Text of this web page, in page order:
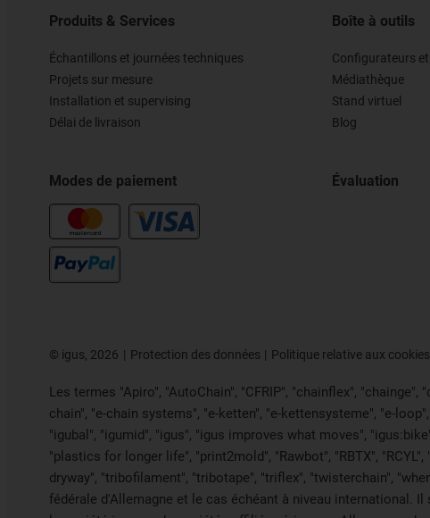
Produits & Services
Échantillons et journées techniques
Projets sur mesure
Installation et supervising
Délai de livraison
Modes de paiement
Boîte à outils
Configurateurs
Médiathèque
Stand virtuel
Blog
Évaluation
© igus, 2026 Protection des données Politique relative aux cookies
Les termes "Apiro", "AutoChain", "CFRIP", "chainflex",
chain", "e-chain systems", "e-ketten", "e-kettensysteme", "e-
"igubal", "igumid", "igus", "igus improves what moves",
"plastics for longer life", "print2mold", "Rawbot", "RBTX",
dryway", "tribofilament", "tribotape", "triflex", "twisterchain",
fédérale d'Allemagne et le cas échéant à niveau international.